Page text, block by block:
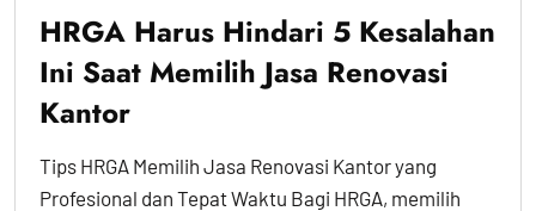
HRGA Harus Hindari 5 Kesalahan
Ini Saat Memilih Jasa Renovasi
Kantor
Tips HRGA Memilih Jasa Renovasi Kantor yang
Profesional dan Tepat Waktu Bagi HRGA, memilih